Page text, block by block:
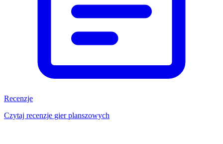
Recenzje
Czytaj recenzje gier planszowych